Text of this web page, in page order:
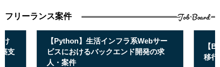
フリーランス案件 Job Board
け
支
【Python】生活インフラ系Webサー
ビスにおけるバックエンド開発の求
人・案件
【
移